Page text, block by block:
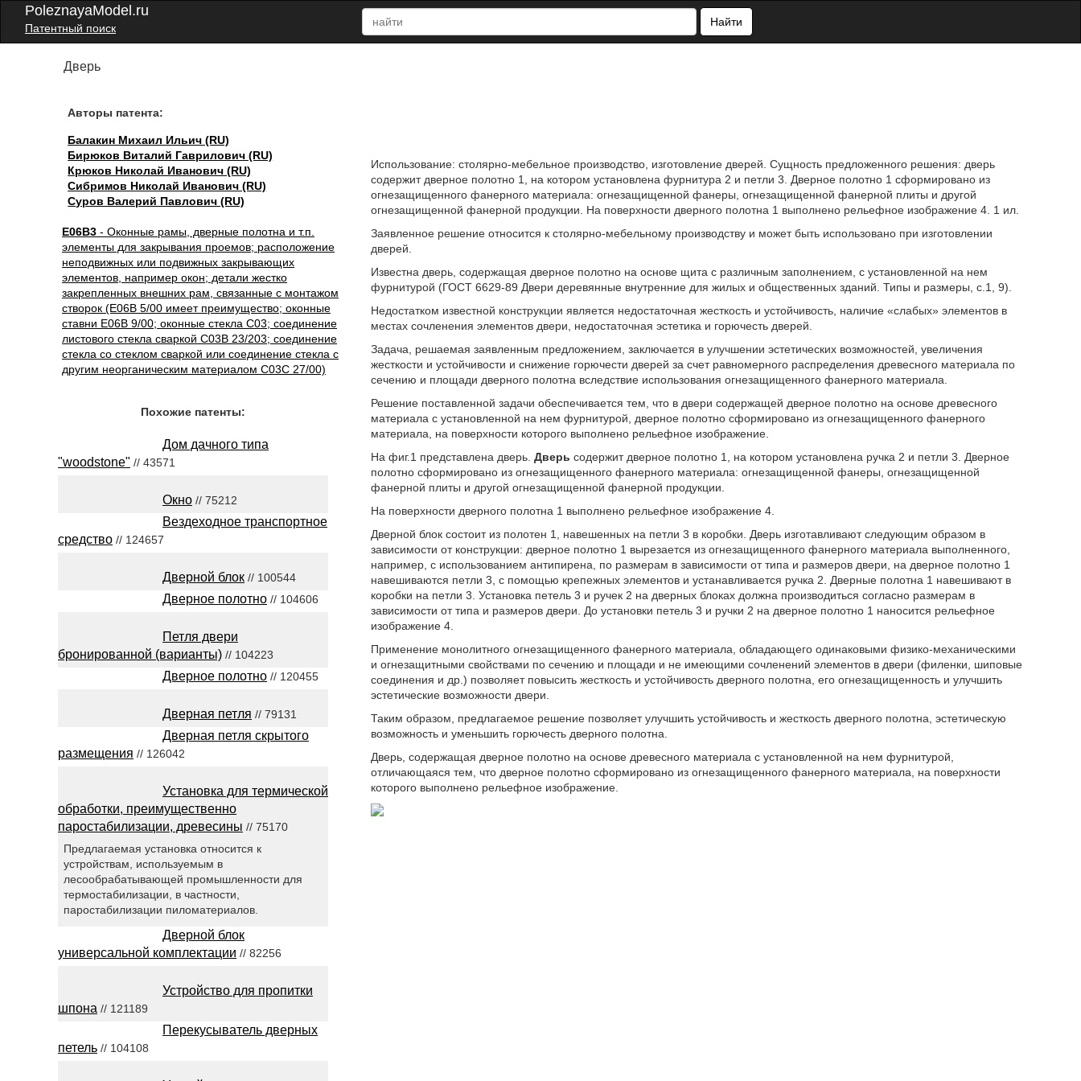
PoleznayaModel.ru
Патентный поиск
Найти
Дверь
Авторы патента:
Балакин Михаил Ильич (RU)
Бирюков Виталий Гаврилович (RU)
Крюков Николай Иванович (RU)
Сибримов Николай Иванович (RU)
Суров Валерий Павлович (RU)
E06B3 - Оконные рамы, дверные полотна и т.п.
элементы для закрывания проемов; расположение
неподвижных или подвижных закрывающих
элементов, например окон; детали жестко
закрепленных внешних рам, связанные с монтажом
створок (E06B 5/00 имеет преимущество; оконные
ставни E06B 9/00; оконные стекла C03; соединение
листового стекла сваркой C03B 23/203; соединение
стекла со стеклом сваркой или соединение стекла с
другим неорганическим материалом C03C 27/00)
Использование: столярно-мебельное производство, изготовление дверей. Сущность предложенного решения: дверь
содержит дверное полотно 1, на котором установлена фурнитура 2 и петли 3. Дверное полотно 1 сформировано из
огнезащищенного фанерного материала: огнезащищенной фанеры, огнезащищенной фанерной плиты и другой
огнезащищенной фанерной продукции. На поверхности дверного полотна 1 выполнено рельефное изображение 4. 1 ил.
Заявленное решение относится к столярно-мебельному производству и может быть использовано при изготовлении
дверей.
Известна дверь, содержащая дверное полотно на основе щита с различным заполнением, с установленной на нем
фурнитурой (ГОСТ 6629-89 Двери деревянные внутренние для жилых и общественных зданий. Типы и размеры, с.1, 9).
Недостатком известной конструкции является недостаточная жесткость и устойчивость, наличие «слабых» элементов в
местах сочленения элементов двери, недостаточная эстетика и горючесть дверей.
Задача, решаемая заявленным предложением, заключается в улучшении эстетических возможностей, увеличения
жесткости и устойчивости и снижение горючести дверей за счет равномерного распределения древесного материала по
сечению и площади дверного полотна вследствие использования огнезащищенного фанерного материала.
Решение поставленной задачи обеспечивается тем, что в двери содержащей дверное полотно на основе древесного
материала с установленной на нем фурнитурой, дверное полотно сформировано из огнезащищенного фанерного
материала, на поверхности которого выполнено рельефное изображение.
На фиг.1 представлена дверь. Дверь содержит дверное полотно 1, на котором установлена ручка 2 и петли 3. Дверное
полотно сформировано из огнезащищенного фанерного материала: огнезащищенной фанеры, огнезащищенной
фанерной плиты и другой огнезащищенной фанерной продукции.
На поверхности дверного полотна 1 выполнено рельефное изображение 4.
Дверной блок состоит из полотен 1, навешенных на петли 3 в коробки. Дверь изготавливают следующим образом в
зависимости от конструкции: дверное полотно 1 вырезается из огнезащищенного фанерного материала выполненного,
например, с использованием антипирена, по размерам в зависимости от типа и размеров двери, на дверное полотно 1
навешиваются петли 3, с помощью крепежных элементов и устанавливается ручка 2. Дверные полотна 1 навешивают в
коробки на петли 3. Установка петель 3 и ручек 2 на дверных блоках должна производиться согласно размерам в
зависимости от типа и размеров двери. До установки петель 3 и ручки 2 на дверное полотно 1 наносится рельефное
изображение 4.
Применение монолитного огнезащищенного фанерного материала, обладающего одинаковыми физико-механическими
и огнезащитными свойствами по сечению и площади и не имеющими сочленений элементов в двери (филенки, шиповые
соединения и др.) позволяет повысить жесткость и устойчивость дверного полотна, его огнезащищенность и улучшить
эстетические возможности двери.
Таким образом, предлагаемое решение позволяет улучшить устойчивость и жесткость дверного полотна, эстетическую
возможность и уменьшить горючесть дверного полотна.
Дверь, содержащая дверное полотно на основе древесного материала с установленной на нем фурнитурой,
отличающаяся тем, что дверное полотно сформировано из огнезащищенного фанерного материала, на поверхности
которого выполнено рельефное изображение.
Похожие патенты:
Дом дачного типа
"woodstone" // 43571
Окно // 75212
Вездеходное транспортное
средство // 124657
Дверной блок // 100544
Дверное полотно // 104606
Петля двери
бронированной (варианты) // 104223
Дверное полотно // 120455
Дверная петля // 79131
Дверная петля скрытого
размещения // 126042
Установка для термической
обработки, преимущественно
паростабилизации, древесины // 75170
Предлагаемая установка относится к
устройствам, используемым в
лесообрабатывающей промышленности для
термостабилизации, в частности,
паростабилизации пиломатериалов.
Дверной блок
универсальной комплектации // 82256
Устройство для пропитки
шпона // 121189
Перекусыватель дверных
петель // 104108